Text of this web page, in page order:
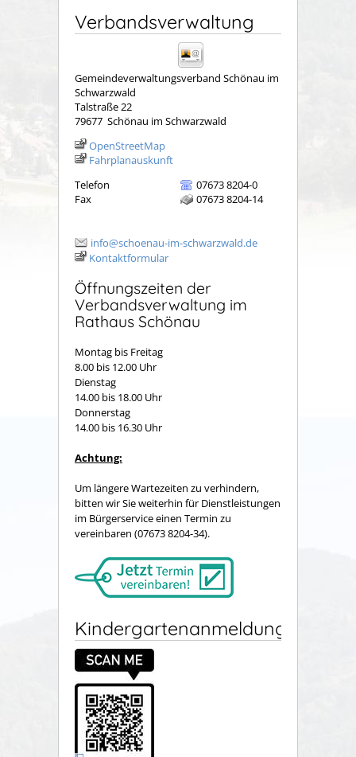
Verbandsverwaltung
Gemeindeverwaltungsverband Schönau im
Schwarzwald
Talstraße 22
79677 Schönau im Schwarzwald
OpenStreetMap
Fahrplanauskunft
Telefon
07673 8204-0
Fax
07673 8204-14
info@schoenau-im-schwarzwald.de
Kontaktformular
Öffnungszeiten der
Verbandsverwaltung im
Rathaus Schönau
Montag bis Freitag
8.00 bis 12.00 Uhr
Dienstag
14.00 bis 18.00 Uhr
Donnerstag
14.00 bis 16.30 Uhr
Achtung:
Um längere Wartezeiten zu verhindern,
bitten wir Sie weiterhin für Dienstleistungen
im Bürgerservice einen Termin zu
vereinbaren (07673 8204-34).
Kindergartenanmeldung